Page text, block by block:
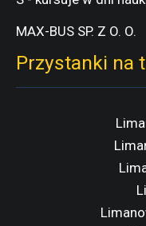
MAX-BUS SP. Z O. O.
Przystanki na